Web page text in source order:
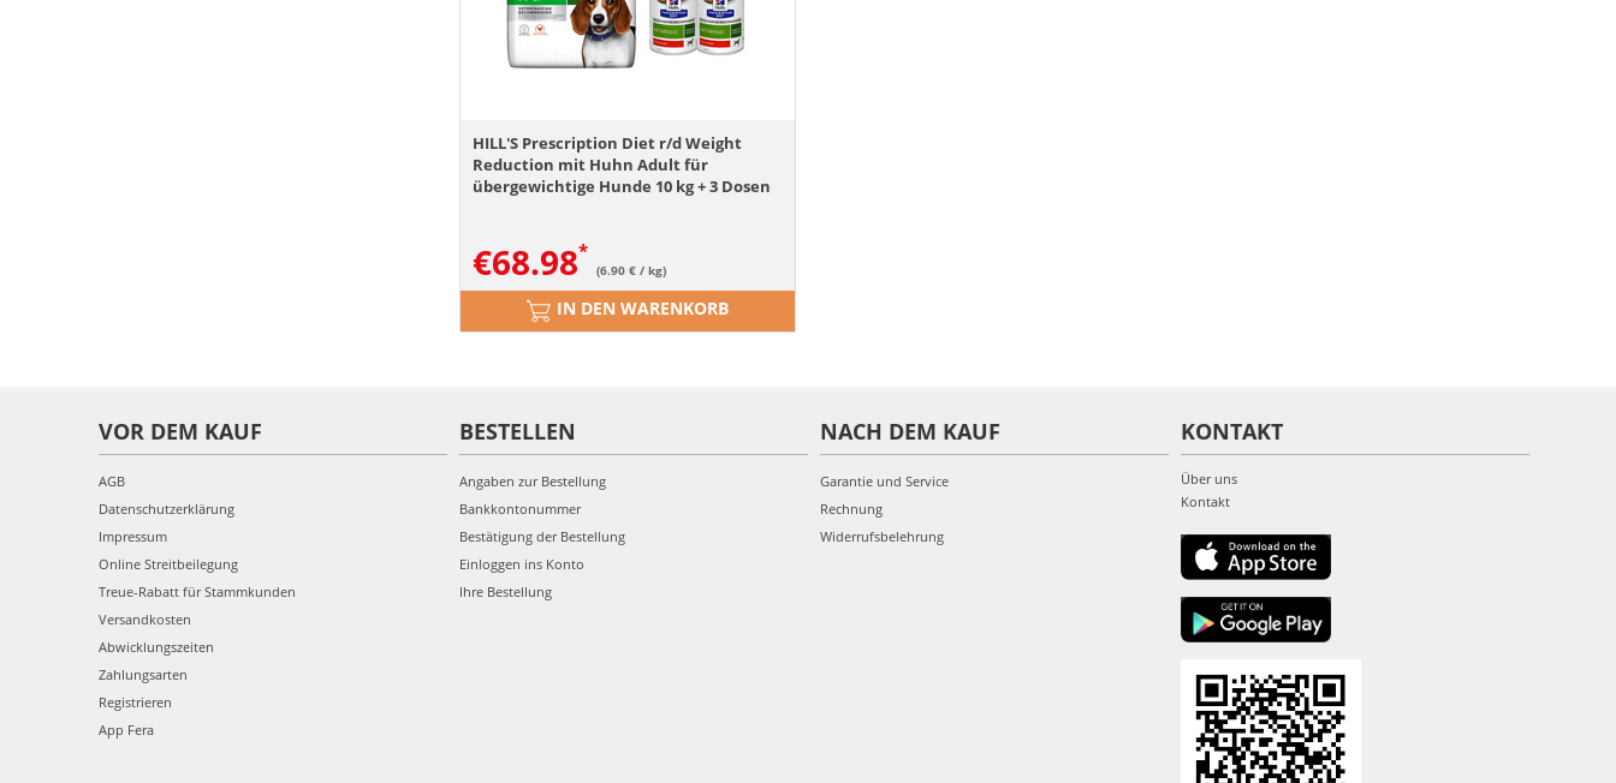
HILL'S Prescription Diet r/d Weight
Reduction mit Huhn Adult für
übergewichtige Hunde 10 kg + 3 Dosen
€68.98 (6.90 € / kg)
IN DEN WARENKORB
VOR DEM KAUF
AGB
Datenschutzerklärung
Impressum
Online Streitbeilegung
Treue-Rabatt für Stammkunden
Versandkosten
Abwicklungszeiten
Zahlungsarten
Registrieren
App Fera
BESTELLEN
Angaben zur Bestellung
Bankkontonummer
Bestätigung der Bestellung
Einloggen ins Konto
Ihre Bestellung
NACH DEM KAUF
Garantie und Service
Rechnung
Widerrufsbelehrung
KONTAKT
Über uns
Kontakt